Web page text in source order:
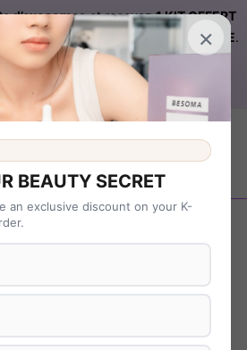
d’exosomeset recevez1 KIT OFFERT
votre commande sur FILLERCOSME.
KBEAUTYdès 899 € d’achat. Code :
B37NS7T9
×
BEAUTY SECRET
an exclusive discount on your K-